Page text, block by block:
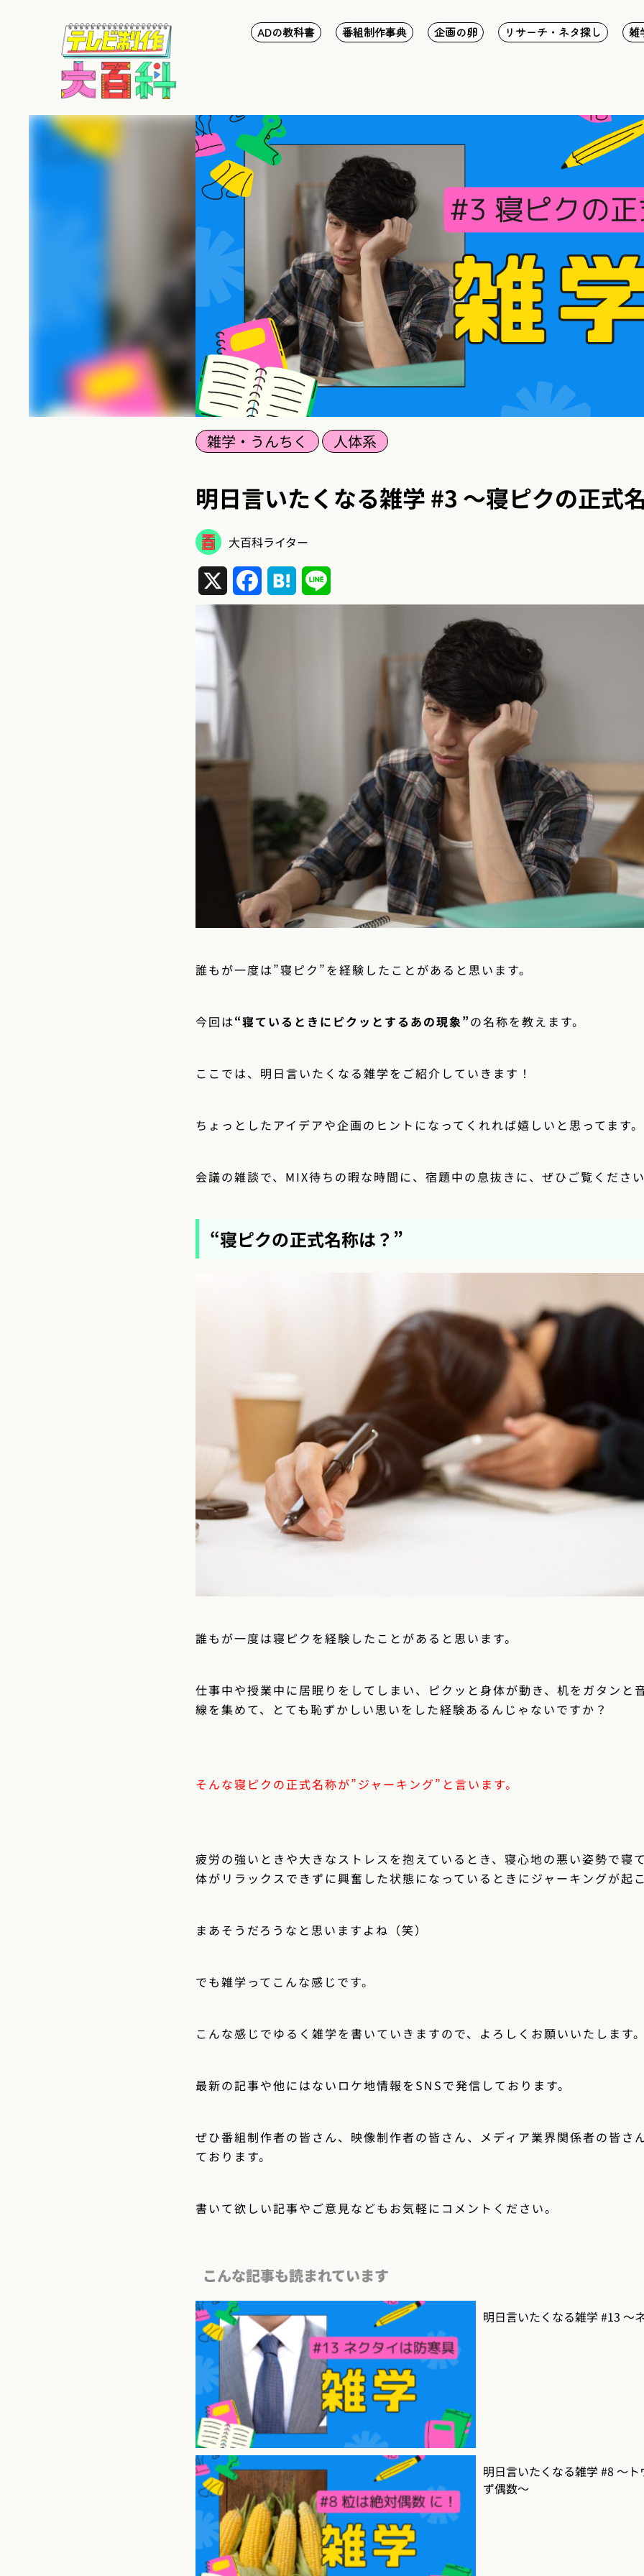
ADの教科書 番組制作事典 企画の卵 リサーチ・ネタ探し 雑
雑学・うんちく 人体系
明日言いたくなる雑学 #3 〜寝ピクの正式
大百科ライター
FacebookHatena
誰もが一度は”寝ピク”を経験したことがあると思います。
今回は“寝ているときにピクッとするあの現象”の名称を教えます。
ここでは、明日言いたくなる雑学をご紹介していきます！
ちょっとしたアイデアや企画のヒントになってくれれば嬉しいと思ってます。
会議の雑談で、MIX待ちの暇な時間に、宿題中の息抜きに、ぜひご覧くださ
“寝ピクの正式名称は？”
誰もが一度は寝ピクを経験したことがあると思います。
仕事中や授業中に居眠りをしてしまい、ピクッと身体が動き、机をガタンと
線を集めて、とても恥ずかしい思いをした経験あるんじゃないですか？
そんな寝ピクの正式名称が”ジャーキング”と言います。
疲労の強いときや大きなストレスを抱えているとき、寝心地の悪い姿勢で寝
体がリラックスできずに興奮した状態になっているときにジャーキングが起
まあそうだろうなと思いますよね（笑）
でも雑学ってこんな感じです。
こんな感じでゆるく雑学を書いていきますので、よろしくお願いいたします
最新の記事や他にはないロケ地情報をSNSで発信しております。
ぜひ番組制作者の皆さん、映像制作者の皆さん、メディア業界関係者の皆さ
ております。
書いて欲しい記事やご意見などもお気軽にコメントください。
こんな記事も読まれています
明日言いたくなる雑学 #13 〜
明日言いたくなる雑学 #8 〜
ず偶数〜